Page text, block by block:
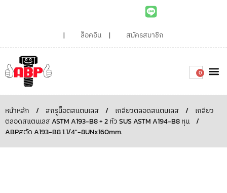
ล็อคอิน สมัครสมาชิก
0
หน้าหลัก / สกรูน็อตสแตนเลส / เกลียวตลอดสแตนเลส /
เกลียว
ตลอดสแตนเลส ASTM A193-B8 + 2 หัว SUS ASTM A194-B8 หุน
/
ABPสตัด A193-B8 1.1/4″-8UNx160mm.